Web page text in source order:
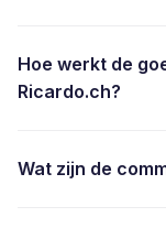
Hoe werkt de
Ricardo.ch?
Wat zijn de